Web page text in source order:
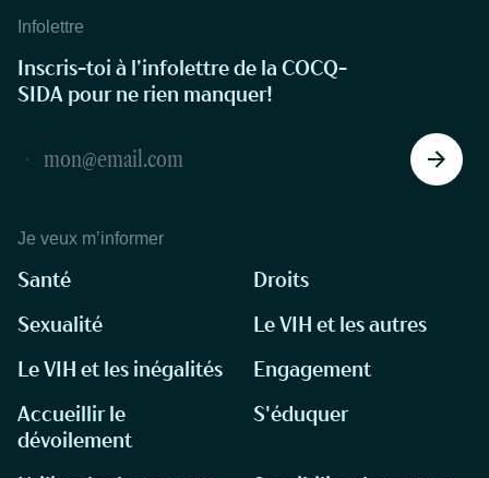
Infolettre
Inscris-toi à l’infolettre de la COCQ-
SIDA pour ne rien manquer!
Je veux m’informer
Santé
Droits
Sexualité
Le VIH et les autres
Le VIH et les inégalités
Engagement
Accueillir le
dévoilement
S'éduquer